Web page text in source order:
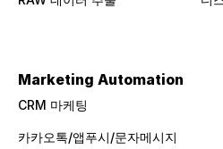
Marketing Automation
CRM 마케팅
카카오톡/앱푸시/문자메시지